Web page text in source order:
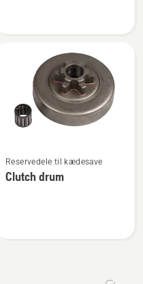
flere
detaljer
Reservedele til kædesave
Clutch drum